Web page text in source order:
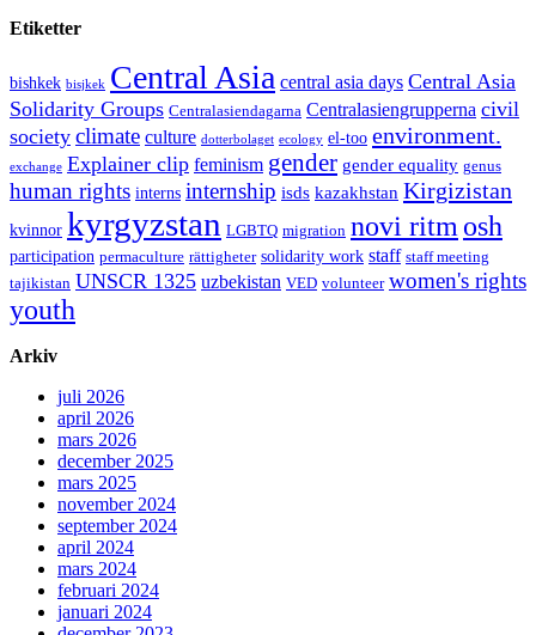
Etiketter
bishkek bisjkek Central Asia central asia days Central Asia
Solidarity Groups Centralasiendagarna Centralasiengrupperna civil
society climate culture dotterbolaget ecology el-too environment.
exchange Explainer clip feminism gender gender equality genus
human rights interns internship isds kazakhstan Kirgizistan
kvinnor kyrgyzstan LGBTQ migration novi ritm osh
participation permaculture rättigheter solidarity work staff staff meeting
tajikistan UNSCR 1325 uzbekistan VED volunteer women's rights
youth
Arkiv
juli 2026
april 2026
mars 2026
december 2025
mars 2025
november 2024
september 2024
april 2024
mars 2024
februari 2024
januari 2024